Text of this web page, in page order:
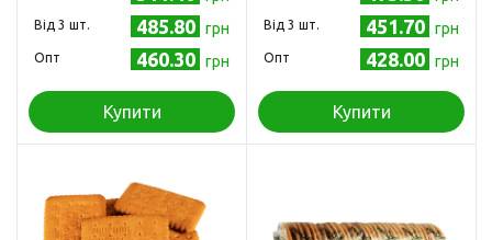
Від 3 шт. 485.80 грн
Опт 460.30 грн
Купити
Від 3 шт. 451.70 грн
Опт 428.00 грн
Купити